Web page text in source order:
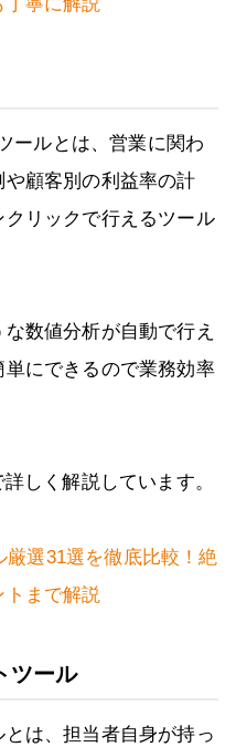
ールとは、営業に関わ
顧客別の利益率の計
リックで行えるツール
数値分析が自動で行え
にできるので業務効率
しく解説しています。
厳選31選を徹底比較！絶
トまで解説
ツール
は、担当者自身が持っ